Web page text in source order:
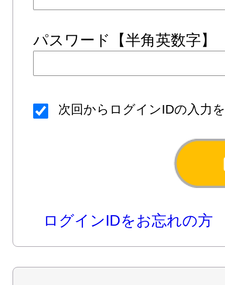
パスワード【半角英数字】
次回からログインIDの入力
ログインIDをお忘れの方